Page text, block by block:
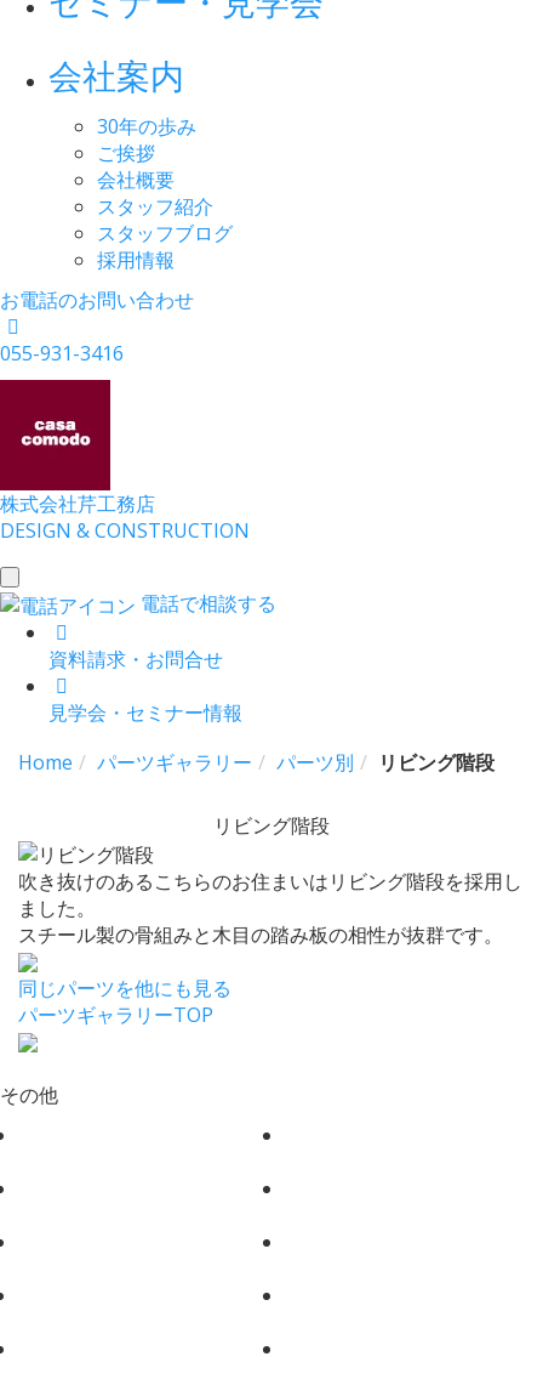
会社案内
30年の歩み
ご挨拶
会社概要
スタッフ紹介
スタッフブログ
採用情報
お電話のお問い合わせ
055-931-3416
株式会社芹工務店
DESIGN &CONSTRUCTION
toggle
navigation
電話で相談する
資料請求・お問合せ
見学会・セミナー情報
Home
パーツギャラリー パーツ別 リビング階段
リビング階段
吹き抜けのあるこちらのお住まいはリビング階段を採用し
ました。
スチール製の骨組みと木目の踏み板の相性が抜群です。
同じパーツを他にも見る
パーツギャラリーTOP
その他